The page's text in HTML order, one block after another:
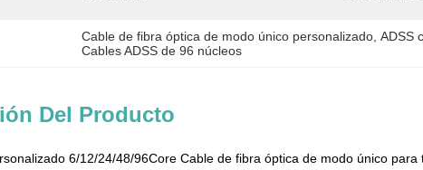
Cable de fibra óptica de modo único personalizado , ADSS
Cables ADSS de 96 núcleos
Del Producto
6/12/24/48/96Core Cable de fibra óptica de modo único para